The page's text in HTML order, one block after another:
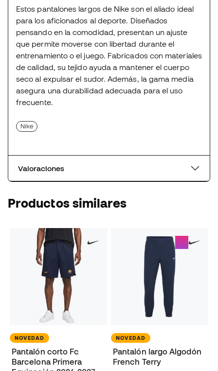
Estos pantalones largos de Nike son el aliado ideal
para los aficionados al deporte. Diseñados
pensando en la comodidad, presentan un ajuste
que permite moverse con libertad durante el
entrenamiento o el juego. Fabricados con materiales
de calidad, su tejido ayuda a mantener el cuerpo
seco al expulsar el sudor. Además, la gama media
asegura una durabilidad adecuada para el uso
frecuente.
Nike
Valoraciones
Productos similares
NOVEDAD
Pantalón corto Fc
Barcelona Primera
NOVEDAD
Pantalón largo Algodón
French Terry